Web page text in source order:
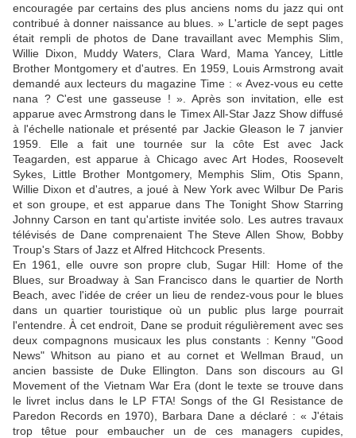
encouragée par certains des plus anciens noms du jazz qui ont
contribué à donner naissance au blues. » L'article de sept pages
était rempli de photos de Dane travaillant avec Memphis Slim,
Willie Dixon, Muddy Waters, Clara Ward, Mama Yancey, Little
Brother Montgomery et d'autres. En 1959, Louis Armstrong avait
demandé aux lecteurs du magazine Time : « Avez-vous eu cette
nana ? C'est une gasseuse ! ». Après son invitation, elle est
apparue avec Armstrong dans le Timex All-Star Jazz Show diffusé
à l'échelle nationale et présenté par Jackie Gleason le 7 janvier
1959. Elle a fait une tournée sur la côte Est avec Jack
Teagarden, est apparue à Chicago avec Art Hodes, Roosevelt
Sykes, Little Brother Montgomery, Memphis Slim, Otis Spann,
Willie Dixon et d'autres, a joué à New York avec Wilbur De Paris
et son groupe, et est apparue dans The Tonight Show Starring
Johnny Carson en tant qu'artiste invitée solo. Les autres travaux
télévisés de Dane comprenaient The Steve Allen Show, Bobby
Troup's Stars of Jazz et Alfred Hitchcock Presents.
En 1961, elle ouvre son propre club, Sugar Hill: Home of the
Blues, sur Broadway à San Francisco dans le quartier de North
Beach, avec l'idée de créer un lieu de rendez-vous pour le blues
dans un quartier touristique où un public plus large pourrait
l'entendre. À cet endroit, Dane se produit régulièrement avec ses
deux compagnons musicaux les plus constants : Kenny "Good
News" Whitson au piano et au cornet et Wellman Braud, un
ancien bassiste de Duke Ellington. Dans son discours au GI
Movement of the Vietnam War Era (dont le texte se trouve dans
le livret inclus dans le LP FTA! Songs of the GI Resistance de
Paredon Records en 1970), Barbara Dane a déclaré : « J'étais
trop têtue pour embaucher un de ces managers cupides,